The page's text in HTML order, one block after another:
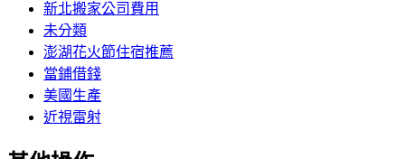
新北搬家公司費用
未分類
澎湖花火節住宿推薦
當鋪借錢
美國生產
近視雷射